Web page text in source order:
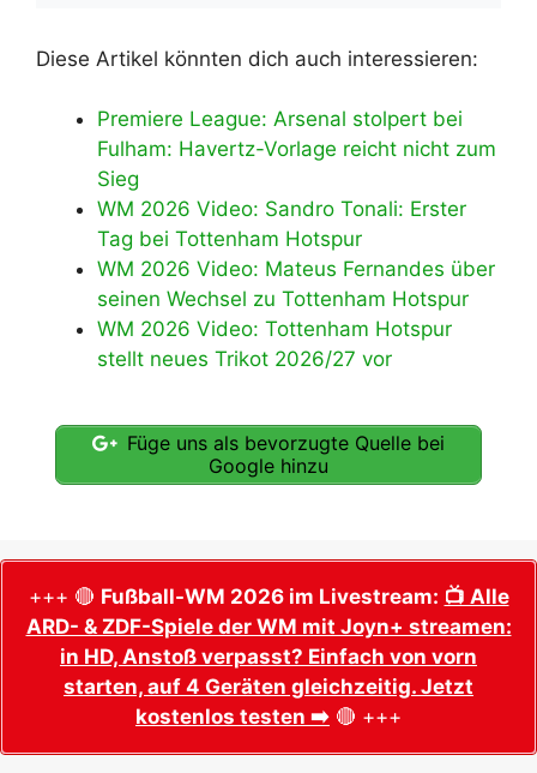
Diese Artikel könnten dich auch interessieren:
Premiere League: Arsenal stolpert bei
Fulham: Havertz-Vorlage reicht nicht zum
Sieg
WM 2026 Video: Sandro Tonali: Erster
Tag bei Tottenham Hotspur
WM 2026 Video: Mateus Fernandes über
seinen Wechsel zu Tottenham Hotspur
WM 2026 Video: Tottenham Hotspur
stellt neues Trikot 2026/27 vor
Füge uns als bevorzugte Quelle bei
Google hinzu
+++ 🔴 Fußball-WM 2026 im Livestream: 📺 Alle
ARD- & ZDF-Spiele der WM mit Joyn+ streamen:
in HD, Anstoß verpasst? Einfach von vorn
starten, auf 4 Geräten gleichzeitig. Jetzt
kostenlos testen ➡️ 🔴 +++